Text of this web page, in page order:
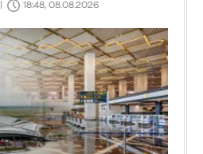
18:48, 08.08.2026